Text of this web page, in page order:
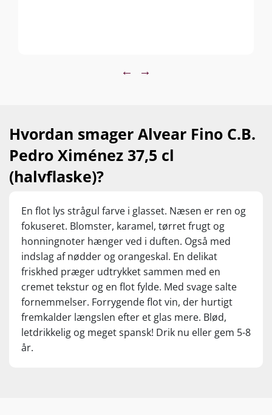
← →
Hvordan smager Alvear Fino C.B.
Pedro Ximénez 37,5 cl
(halvflaske)?
En flot lys strågul farve i glasset. Næsen er ren og
fokuseret. Blomster, karamel, tørret frugt og
honningnoter hænger ved i duften. Også med
indslag af nødder og orangeskal. En delikat
friskhed præger udtrykket sammen med en
cremet tekstur og en flot fylde. Med svage salte
fornemmelser. Forrygende flot vin, der hurtigt
fremkalder længslen efter et glas mere. Blød,
letdrikkelig og meget spansk! Drik nu eller gem 5-8
år.